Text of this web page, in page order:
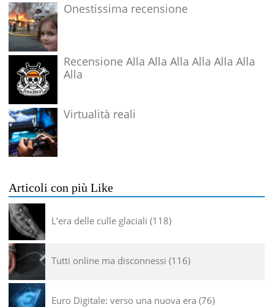
Onestissima recensione
Recensione Alla Alla Alla Alla Alla Alla
Alla
Virtualità reali
Articoli con più Like
L’era delle culle glaciali 118
Tutti online ma disconnessi 116
Euro Digitale: verso una nuova era 76